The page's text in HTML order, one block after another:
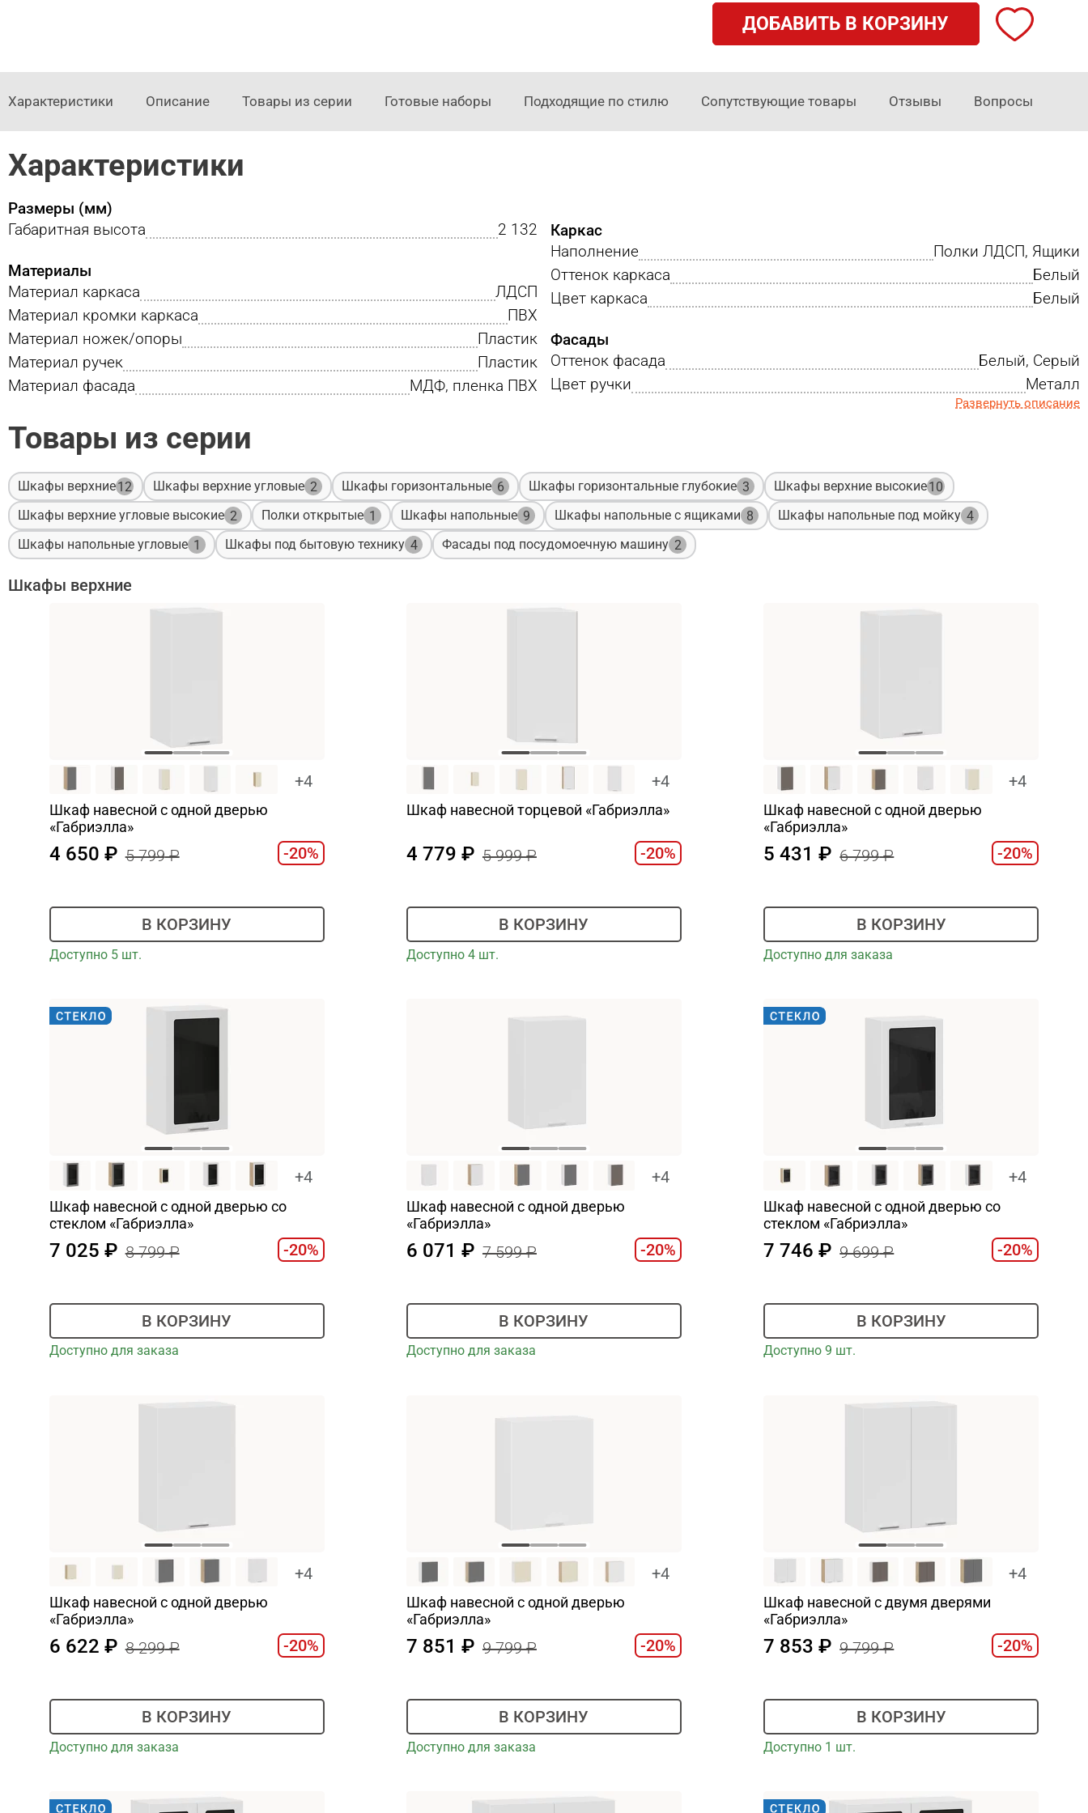
ДОБАВИТЬ В КОРЗИНУ
Характеристики Описание Товары из серии Готовые наборы Подходящие по стилю Сопутствующие товары Отзывы Вопросы
Характеристики
Размеры (мм)
Габаритная высота
2 132
Материалы
Материал каркаса
ЛДСП
Материал кромки каркаса
ПВХ
Материал ножек/опоры
Пластик
Материал ручек
Пластик
Материал фасада
МДФ, пленка ПВХ
Каркас
Наполнение
Полки ЛДСП, Ящики
Оттенок каркаса
Белый
Цвет каркаса
Белый
Фасады
Оттенок фасада
Белый, Серый
Цвет ручки
Металл
Развернуть описание
Товары из серии
Шкафы верхние12 Шкафы верхние угловые 2 Шкафы горизонтальные 6 Шкафы горизонтальные глубокие 3 Шкафы верхние высокие10
Шкафы верхние угловые высокие 2 Полки открытые 1 Шкафы напольные 9 Шкафы напольные с ящиками 8 Шкафы напольные под мойку 4
Шкафы напольные угловые 1 Шкафы под бытовую технику 4 Фасады под посудомоечную машину 2
Шкафы верхние
+4
Шкаф навесной c одной дверью
«Габриэлла»
4 650 5 799 -20%
В КОРЗИНУ
Доступно 5 шт.
+4
Шкаф навесной торцевой «Габриэлла»
4 779 5 999 -20%
В КОРЗИНУ
Доступно 4 шт.
+4
Шкаф навесной c одной дверью
«Габриэлла»
5 431 6 799 -20%
В КОРЗИНУ
Доступно для заказа
+4
Шкаф навесной c одной дверью со
стеклом «Габриэлла»
7 025 8 799 -20%
В КОРЗИНУ
Доступно для заказа
+4
Шкаф навесной c одной дверью
«Габриэлла»
6 071 7 599 -20%
В КОРЗИНУ
Доступно для заказа
+4
Шкаф навесной c одной дверью со
стеклом «Габриэлла»
7 746 9 699 -20%
В КОРЗИНУ
Доступно 9 шт.
+4
Шкаф навесной c одной дверью
«Габриэлла»
6 622 8 299 -20%
В КОРЗИНУ
Доступно для заказа
+4
Шкаф навесной c одной дверью
«Габриэлла»
7 851 9 799 -20%
В КОРЗИНУ
Доступно для заказа
+4
Шкаф навесной c двумя дверями
«Габриэлла»
7 853 9 799 -20%
В КОРЗИНУ
Доступно 1 шт.